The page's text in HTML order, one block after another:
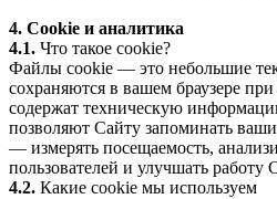
4. Cookie и аналитика
4.1. Что такое cookie?
Файлы cookie — это небольшие
сохраняются в вашем браузере
содержат техническую
позволяют Сайту запоминать
— измерять посещаемость,
пользователей и улучшать работу
4.2. Какие cookie мы используем